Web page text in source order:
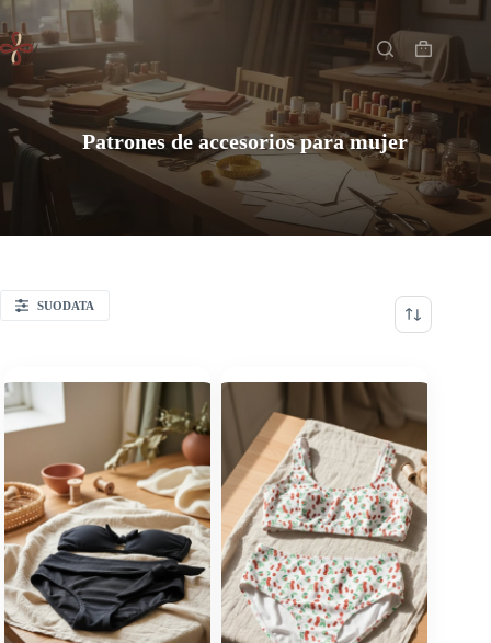
Saltar
al
contenido
Carro
de
compra
Inicio
Patrones de accesorios para mujer
SUODATA